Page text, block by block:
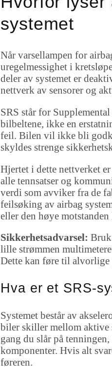
systemet
Når varsellampen for
uregelmessighet i
deler av systemet er
nettverk av sensorer og
SRS står for
bilbeltene, ikke en
feil. Bilen vil ikke bli
skyldes strenge
Hjertet i dette nettverket
alle tennsatser og
verdi som avviker fra de
feilsøking av airbag
eller den høye
Sikkerhetsadvarsel:
lille strømmen
Dette kan føre til alvorlige
Hva er et SRS-
Systemet består av
biler skiller mellom aktive
gang du slår på
komponenter. Hvis alt
føreren.